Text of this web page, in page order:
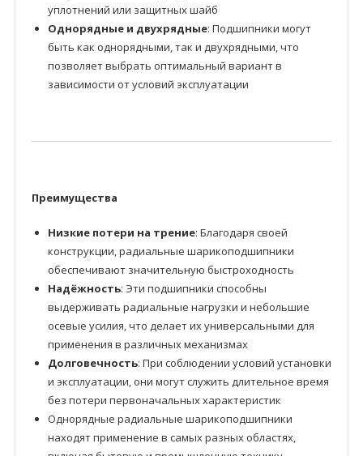
уплотнений или защитных шайб
Однорядные и двухрядные: Подшипники могут
быть как однорядными, так и двухрядными, что
позволяет выбрать оптимальный вариант в
зависимости от условий эксплуатации
Преимущества
Низкие потери на трение: Благодаря своей
конструкции, радиальные шарикоподшипники
обеспечивают значительную быстроходность
Надёжность: Эти подшипники способны
выдерживать радиальные нагрузки и небольшие
осевые усилия, что делает их универсальными для
применения в различных механизмах
Долговечность: При соблюдении условий установки
и эксплуатации, они могут служить длительное время
без потери первоначальных характеристик
Однорядные радиальные шарикоподшипники
находят применение в самых разных областях,